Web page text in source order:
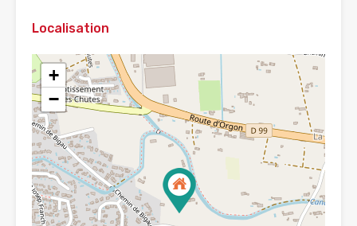
Localisation
+
−